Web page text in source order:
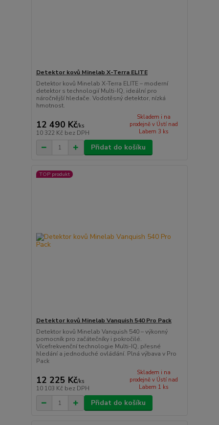
Detektor kovů Minelab X-Terra ELITE
Detektor kovů Minelab X-Terra ELITE – moderní
detektor s technologií Multi-IQ, ideální pro
náročnější hledače. Vodotěsný detektor, nízká
hmotnost.
12 490 Kč/ks
10 322 Kč bez DPH
Skladem i na
prodejně v Ústí nad
Labem 3 ks
Přidat do košíku
TOP produkt
Detektor kovů Minelab Vanquish 540 Pro Pack
Detektor kovů Minelab Vanquish 540 – výkonný
pomocník pro začátečníky i pokročilé.
Vícefrekvenční technologie Multi-IQ, přesné
hledání a jednoduché ovládání. Plná výbava v Pro
Pack
12 225 Kč/ks
10 103 Kč bez DPH
Skladem i na
prodejně v Ústí nad
Labem 1 ks
Přidat do košíku